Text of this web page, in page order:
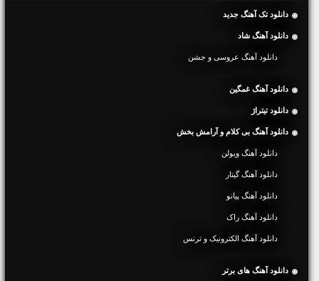
دانلود تک آهنگ جدید
دانلود آهنگ شاد
دانلود آهنگ عروسی و جشن
دانلود آهنگ غمگین
دانلود تیتراژ
دانلود آهنگ بی کلام و آرامش بخش
دانلود آهنگ ویولن
دانلود آهنگ گیتار
دانلود آهنگ پیانو
دانلود آهنگ راک
دانلود آهنگ الکترونیک و ترنس
دانلود آهنگ های برتر